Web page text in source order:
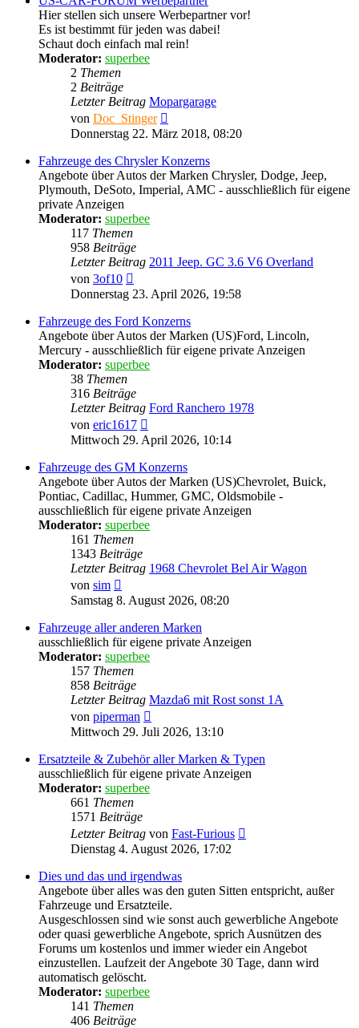
Hier stellen sich unsere Werbepartner vor!
Es ist bestimmt für jeden was dabei!
Schaut doch einfach mal rein!
Moderator: superbee
2 Themen
2 Beiträge
Letzter Beitrag Mopargarage
von Doc_Stinger
Beitrag
Donnerstag 22. März 2018, 08:20
Fahrzeuge des Chrysler Konzerns
Angebote über Autos der Marken Chrysler, Dodge, Jeep,
Plymouth, DeSoto, Imperial, AMC - ausschließlich für eigene
private Anzeigen
Moderator: superbee
117 Themen
958 Beiträge
Letzter Beitrag 2011 Jeep. GC 3.6 V6 Overland
von 3of10
Beitrag
Donnerstag 23. April 2026, 19:58
Fahrzeuge des Ford Konzerns
Angebote über Autos der Marken (US)Ford, Lincoln,
Mercury - ausschließlich für eigene private Anzeigen
Moderator: superbee
38 Themen
316 Beiträge
Letzter Beitrag Ford Ranchero 1978
von eric1617
Beitrag
Mittwoch 29. April 2026, 10:14
Fahrzeuge des GM Konzerns
Angebote über Autos der Marken (US)Chevrolet, Buick,
Pontiac, Cadillac, Hummer, GMC, Oldsmobile -
ausschließlich für eigene private Anzeigen
Moderator: superbee
161 Themen
1343 Beiträge
Letzter Beitrag 1968 Chevrolet Bel Air Wagon
von sim
Beitrag
Samstag 8. August 2026, 08:20
Fahrzeuge aller anderen Marken
ausschließlich für eigene private Anzeigen
Moderator: superbee
157 Themen
858 Beiträge
Letzter Beitrag Mazda6 mit Rost sonst 1A
von piperman
Beitrag
Mittwoch 29. Juli 2026, 13:10
Ersatzteile & Zubehör aller Marken & Typen
ausschließlich für eigene private Anzeigen
Moderator: superbee
661 Themen
1571 Beiträge
Letzter Beitrag von Fast-Furious
Dienstag 4. August 2026, 17:02
Dies und das und irgendwas
Angebote über alles was den guten Sitten entspricht, außer
Fahrzeuge und Ersatzteile.
Ausgeschlossen sind wie sonst auch gewerbliche Angebote
oder quasi gewerbliche Angebote, sprich Ausnützen des
Forums um kostenlos und immer wieder ein Angebot
einzustellen. Laufzeit der Angebote 30 Tage, dann wird
automatisch gelöscht.
Moderator: superbee
141 Themen
406 Beiträge